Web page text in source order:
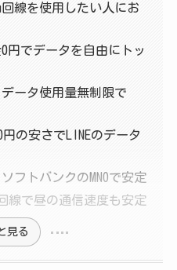
回線を使用したい人にお
円でデータを自由にトッ
ータ使用量無制限で
円の安さでLINEのデータ
フトバンクのMNOで安定
線で昼の通信速度も安定
見る